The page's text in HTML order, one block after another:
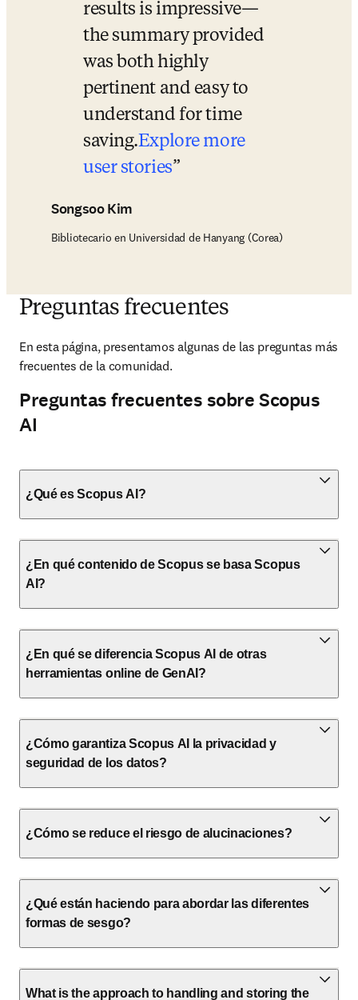
results is impressive—
the summary provided
was both highly
pertinent and easy to
understand for time
saving.Explore more
user stories
Songsoo Kim
Bibliotecario en Universidad de Hanyang (Corea)
Preguntas frecuentes
En esta página, presentamos algunas de las preguntas más
frecuentes de la comunidad.
Preguntas frecuentes sobre Scopus
AI
¿Qué es Scopus AI?
¿En qué contenido de Scopus se basa Scopus
AI?
¿En qué se diferencia Scopus AI de otras
herramientas online de GenAI?
¿Cómo garantiza Scopus AI la privacidad y
seguridad de los datos?
¿Cómo se reduce el riesgo de alucinaciones?
¿Qué están haciendo para abordar las diferentes
formas de sesgo?
What is the approach to handling and storing the